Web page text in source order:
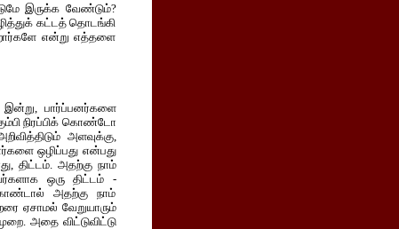
இருக்க வேண்டும்?
கட்டத் தொடங்கி
என்று எத்தளை
இன்று, பார்ப்பனர்களை
நிரப்பிக் கொண்டோ
அளவுக்கு,
ஒழிப்பது என்பது
திட்டம். அதற்கு நாம்
ஒரு திட்டம் -
அதற்கு நாம்
ஏசாமல் வேறுயாரும்
அதை விட்டுவிட்டு